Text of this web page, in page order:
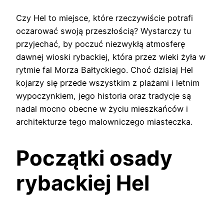
Czy Hel to miejsce, które rzeczywiście potrafi
oczarować swoją przeszłością? Wystarczy tu
przyjechać, by poczuć niezwykłą atmosferę
dawnej wioski rybackiej, która przez wieki żyła w
rytmie fal Morza Bałtyckiego. Choć dzisiaj Hel
kojarzy się przede wszystkim z plażami i letnim
wypoczynkiem, jego historia oraz tradycje są
nadal mocno obecne w życiu mieszkańców i
architekturze tego malowniczego miasteczka.
Początki osady
rybackiej Hel